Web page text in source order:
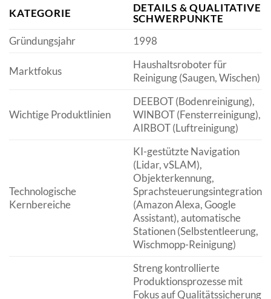
KATEGORIE
DETAILS & QUALITATIVE
SCHWERPUNKTE
Gründungsjahr
1998
Marktfokus
Haushaltsroboter für
Reinigung (Saugen, Wischen)
Wichtige Produktlinien
DEEBOT (Bodenreinigung),
WINBOT (Fensterreinigung),
AIRBOT (Luftreinigung)
Technologische
Kernbereiche
KI-gestützte Navigation
(Lidar, vSLAM),
Objekterkennung,
Sprachsteuerungsintegration
(Amazon Alexa, Google
Assistant), automatische
Stationen (Selbstentleerung,
Wischmopp-Reinigung)
Streng kontrollierte
Produktionsprozesse mit
Fokus auf Qualitätssicherung